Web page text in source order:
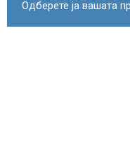
Одберете ја вашата